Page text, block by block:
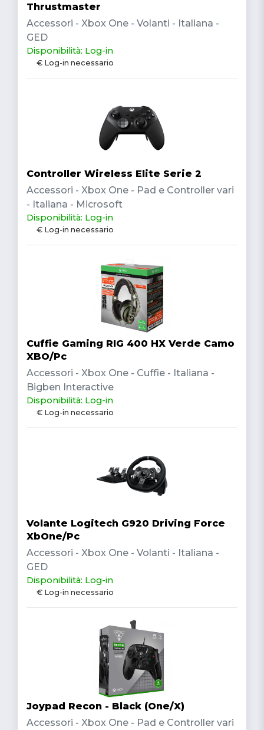
Thrustmaster
Accessori - Xbox One - Volanti - Italiana -
GED
Disponibilità: Log-in
€ Log-in necessario
Controller Wireless Elite Serie 2
Accessori - Xbox One - Pad e Controller vari
- Italiana - Microsoft
Disponibilità: Log-in
€ Log-in necessario
Cuffie Gaming RIG 400 HX Verde Camo
XBO/Pc
Accessori - Xbox One - Cuffie - Italiana -
Bigben Interactive
Disponibilità: Log-in
€ Log-in necessario
Volante Logitech G920 Driving Force
XbOne/Pc
Accessori - Xbox One - Volanti - Italiana -
GED
Disponibilità: Log-in
€ Log-in necessario
Joypad Recon - Black (One/X)
Accessori - Xbox One - Pad e Controller vari